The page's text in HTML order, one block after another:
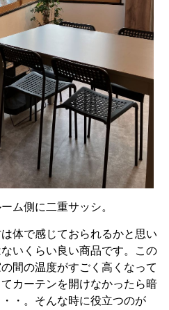
ム側に二重サッシ。
体で感じておられるかと思い
いくらい良い商品です。この
間の温度がすごく高くなって
カーテンを開けなかったら暗
・。そんな時に役立つのが